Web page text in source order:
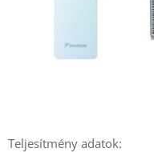
Teljesítmény adatok: